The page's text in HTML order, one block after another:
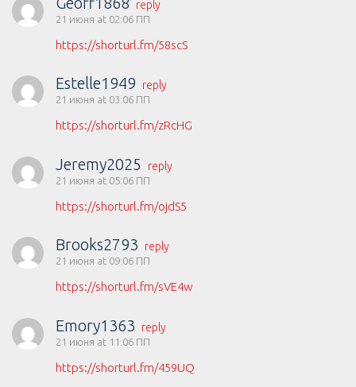
reply
21 июня at 02:06 ПП
https://shorturl.fm/58scS
Estelle1949 reply
21 июня at 03:06 ПП
https://shorturl.fm/zRcHG
Jeremy2025 reply
21 июня at 05:06 ПП
https://shorturl.fm/ojdS5
Brooks2793 reply
21 июня at 09:06 ПП
https://shorturl.fm/sVE4w
Emory1363 reply
21 июня at 11:06 ПП
https://shorturl.fm/459UQ